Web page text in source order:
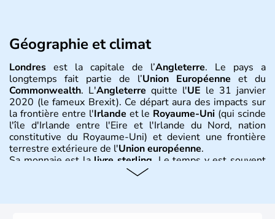
Géographie et climat
Londres est la capitale de l’Angleterre. Le pays a
longtemps fait partie de l’Union Européenne et du
Commonwealth. L'Angleterre quitte l'UE le 31 janvier
2020 (le fameux Brexit). Ce départ aura des impacts sur
la frontière entre l'Irlande et le Royaume-Uni (qui scinde
l'île d'Irlande entre l'Eire et l'Irlande du Nord, nation
constitutive du Royaume-Uni) et devient une frontière
terrestre extérieure de l'Union européenne.
Sa monnaie est lalivre sterling . Le temps y est souvent
instable avec de nombreuses précipitations : il s’agit d’un